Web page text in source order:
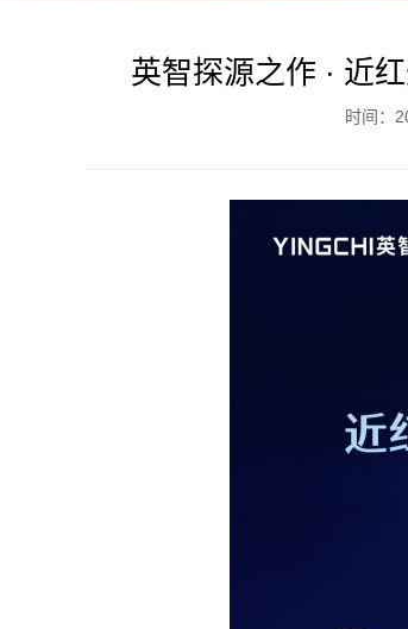
英智探源之作 · 近
时间：